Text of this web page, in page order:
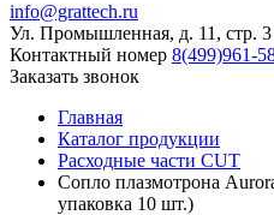
info@grattech.ru
Ул. Промышленная, д. 11, стр. 3
Контактный номер 8(499)961-
Заказать звонок
Главная
Каталог продукции
Расходные части CUT
Сопло плазмотрона
упаковка 10 шт.)